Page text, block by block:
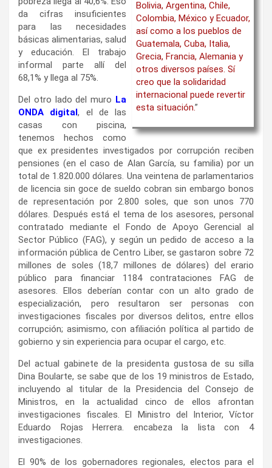
Bolivia, Argentina, Chile,
Colombia, México y Ecuador,
así como a los pueblos de
Guatemala, Cuba, Italia,
Grecia, Francia, Alemania y
otros diversos países. Sí
creo que la solidaridad
internacional puede revertir
esta situación.”
da cifras insuficientes
para las necesidades
básicas alimentarias, salud
y educación. El trabajo
informal parte allí del
68,1% y llega al 75%.
Del otro lado del muro La
ONDA digital, el de las
casas con piscina,
tenemos hechos como
que ex presidentes investigados por corrupción reciben
pensiones (en el caso de Alan García, su familia) por un
total de 1.820.000 dólares. Una veintena de parlamentarios
de licencia sin goce de sueldo cobran sin embargo bonos
de representación por 2.800 soles, que son unos 770
dólares. Después está el tema de los asesores, personal
contratado mediante el Fondo de Apoyo Gerencial al
Sector Público (FAG), y según un pedido de acceso a la
información pública de Centro Liber, se gastaron sobre 72
millones de soles (18,7 millones de dólares) del erario
público para financiar 1184 contrataciones FAG de
asesores. Ellos deberían contar con un alto grado de
especialización, pero resultaron ser personas con
investigaciones fiscales por diversos delitos, entre ellos
corrupción; asimismo, con afiliación política al partido de
gobierno y sin experiencia para ocupar el cargo, etc.
Del actual gabinete de la presidenta gustosa de su silla
Dina Boularte, se sabe que de los 19 ministros de Estado,
incluyendo al titular de la Presidencia del Consejo de
Ministros, en la actualidad cinco de ellos afrontan
investigaciones fiscales. El Ministro del Interior, Víctor
Eduardo Rojas Herrera. encabeza la lista con 4
investigaciones.
El 90% de los gobernadores regionales, electos para el